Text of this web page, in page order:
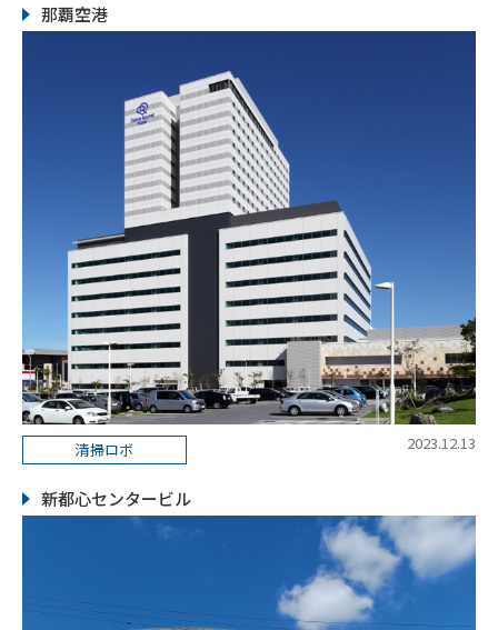
那覇空港
清掃ロボ 2023.12.13
新都心センタービル